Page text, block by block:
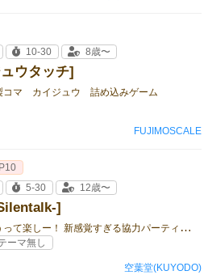
ウタッチ]
コマ カイジュウ 詰め込みゲーム
10-30 8歳〜
FUJIMOSCALE
]
す
れちがうって楽しー！ 新感覚すぎる協力パーティゲーム
5-30 12歳〜
ーマ無し
空葉堂(KUYODO)